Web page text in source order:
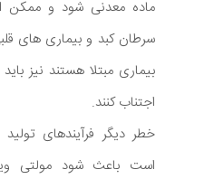
ماده معدنی شود و ممکن
سرطان کبد و بیماری های
اجتناب کنند.
خطر دیگر فرآیندهای
است باعث شود مولتی